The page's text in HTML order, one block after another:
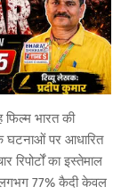
भारत की
घटनाओं पर आधारित
रिपोर्टों का इस्तेमाल
77% कैदी केवल